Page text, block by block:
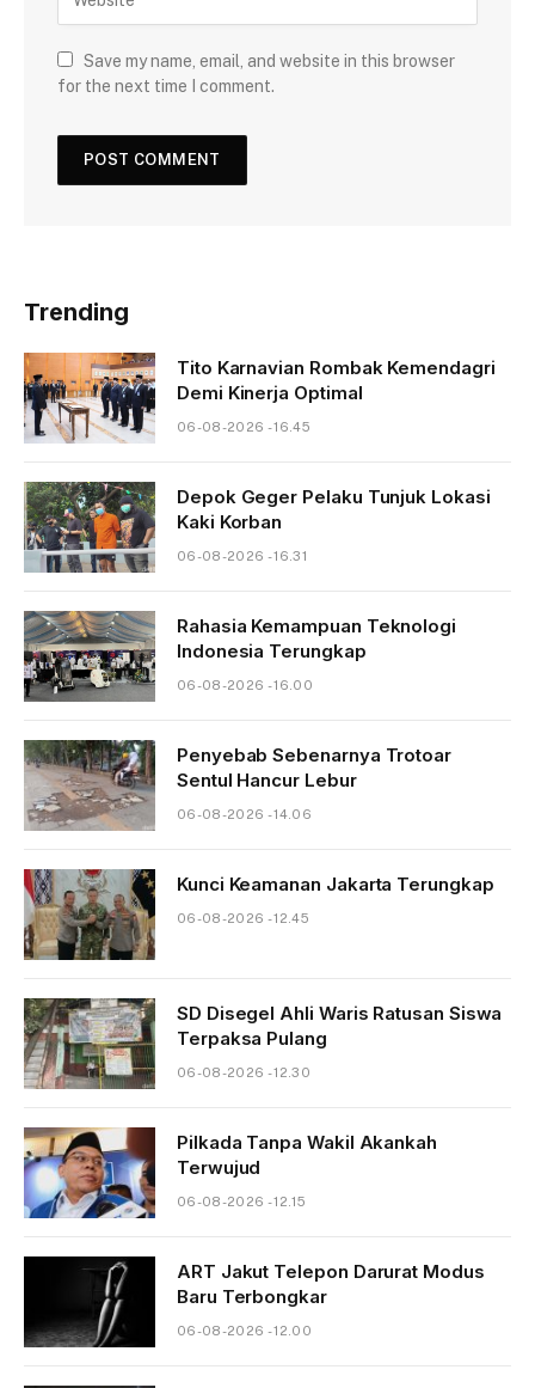
Save my name, email, and website in this browser
for the next time I comment.
Trending
Tito Karnavian Rombak Kemendagri
Demi Kinerja Optimal
06-08-2026 - 16.45
Depok Geger Pelaku Tunjuk Lokasi
Kaki Korban
06-08-2026 - 16.31
Rahasia Kemampuan Teknologi
Indonesia Terungkap
06-08-2026 - 16.00
Penyebab Sebenarnya Trotoar
Sentul Hancur Lebur
06-08-2026 - 14.06
Kunci Keamanan Jakarta Terungkap
06-08-2026 - 12.45
SD Disegel Ahli Waris Ratusan Siswa
Terpaksa Pulang
06-08-2026 - 12.30
Pilkada Tanpa Wakil Akankah
Terwujud
06-08-2026 - 12.15
ART Jakut Telepon Darurat Modus
Baru Terbongkar
06-08-2026 - 12.00